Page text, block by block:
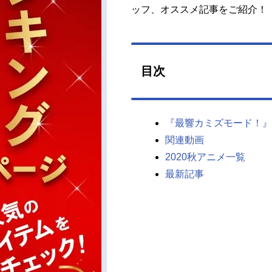
ッフ、オススメ記事をご紹介！
目次
『最響カミズモード！
関連動画
2020秋アニメ一覧
最新記事